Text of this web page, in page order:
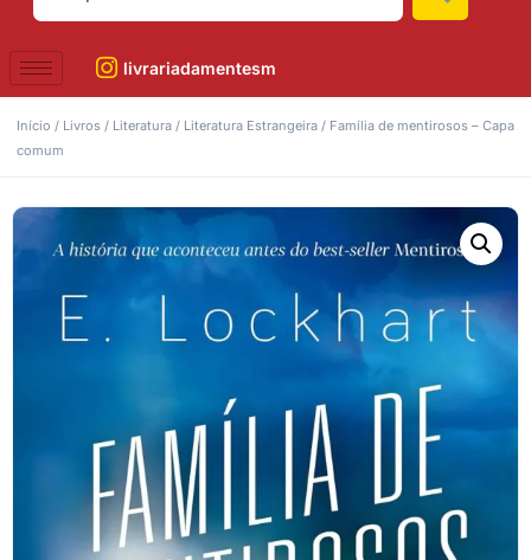
livrariadamentesm
Início / Livros / Literatura / Literatura Estrangeira / Família de mentirosos – Capa
comum